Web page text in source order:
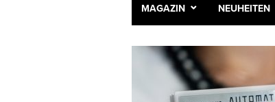
MAGAZIN NEUHEITEN